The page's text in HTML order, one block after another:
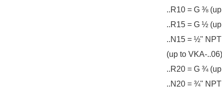
..R10 = G ⅜
..R15 = G ½
..N15 = ½" NPT
(up to VKA-..06)
..R20 = G ¾
..N20 = ¾" NPT